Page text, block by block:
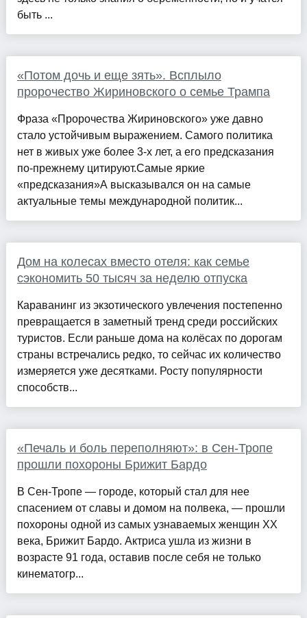
быть ...
«Потом дочь и еще зять». Всплыло
пророчество Жириновского о семье Трампа
Фраза «Пророчества Жириновского» уже давно
стало устойчивым выражением. Самого политика
нет в живых уже более 3-х лет, а его предсказания
по-прежнему цитируют.Самые яркие
«предсказания»А высказывался он на самые
актуальные темы международной политик...
Дом на колесах вместо отеля: как семье
сэкономить 50 тысяч за неделю отпуска
Караванинг из экзотического увлечения постепенно
превращается в заметный тренд среди российских
туристов. Если раньше дома на колёсах по дорогам
страны встречались редко, то сейчас их количество
измеряется уже десятками. Росту популярности
способств...
«Печаль и боль переполняют»: в Сен-Тропе
прошли похороны Брижит Бардо
В Сен-Тропе — городе, который стал для нее
спасением от славы и домом на полвека, — прошли
похороны одной из самых узнаваемых женщин XX
века, Брижит Бардо. Актриса ушла из жизни в
возрасте 91 года, оставив после себя не только
кинематогр...